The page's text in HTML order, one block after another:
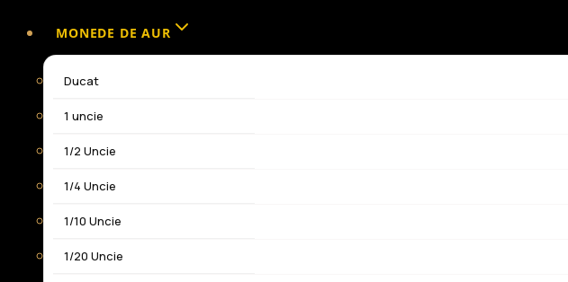
MONEDE DE AUR
Ducat
1 uncie
1/2 Uncie
1/4 Uncie
1/10 Uncie
1/20 Uncie